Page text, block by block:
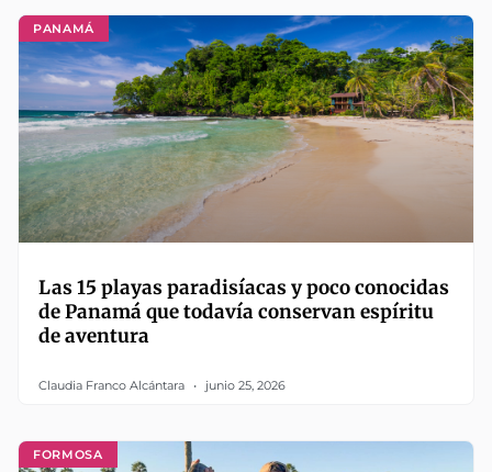
PANAMÁ
Las 15 playas paradisíacas y poco conocidas
de Panamá que todavía conservan espíritu
de aventura
Claudia Franco Alcántara junio 25, 2026
FORMOSA